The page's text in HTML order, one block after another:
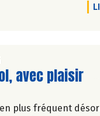
LA COSMÉTO BIO
de l'article
avec plaisir
plus fréquent